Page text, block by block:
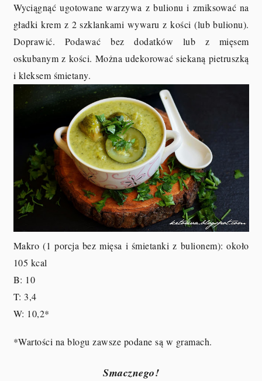
Wyciągnąć ugotowane warzywa z bulionu i zmiksować na
gładki krem z 2 szklankami wywaru z kości (lub bulionu).
Doprawić. Podawać bez dodatków lub z mięsem
oskubanym z kości. Można udekorować siekaną pietruszką
i kleksem śmietany.
Makro (1 porcja bez mięsa i śmietanki z bulionem): około
105 kcal
B: 10
T: 3,4
W: 10,2*
*Wartości na blogu zawsze podane są w gramach.
Smacznego!